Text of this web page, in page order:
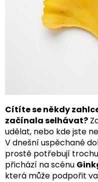
Cítíte se někdy
začínala selhávat?
udělat, nebo kde jste
V dnešní uspěchané
prostě potřebují
přichází na scénu
která může podpořit